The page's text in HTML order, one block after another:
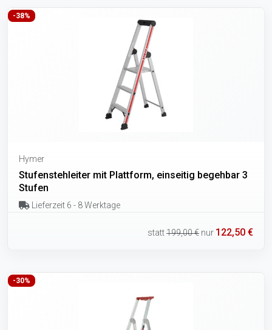
-38%
Hymer
Stufenstehleiter mit Plattform, einseitig begehbar 3
Stufen
Lieferzeit 6 - 8 Werktage
statt199,00 € nur 122,50 €
-30%